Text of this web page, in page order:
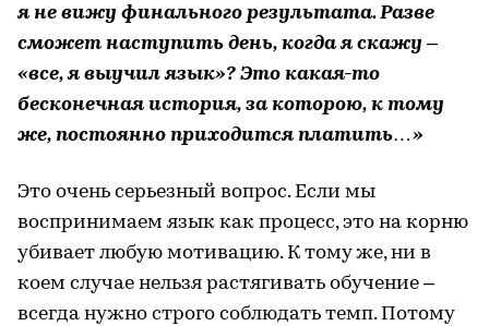
я не вижу финального результата. Разве
сможет наступить день, когда я скажу –
«все, я выучил язык»? Это какая-то
бесконечная история, за которою, к тому
же, постоянно приходится платить…»
Это очень серьезный вопрос. Если мы
воспринимаем язык как процесс, это на корню
убивает любую мотивацию. К тому же, ни в
коем случае нельзя растягивать обучение –
всегда нужно строго соблюдать темп. Потому